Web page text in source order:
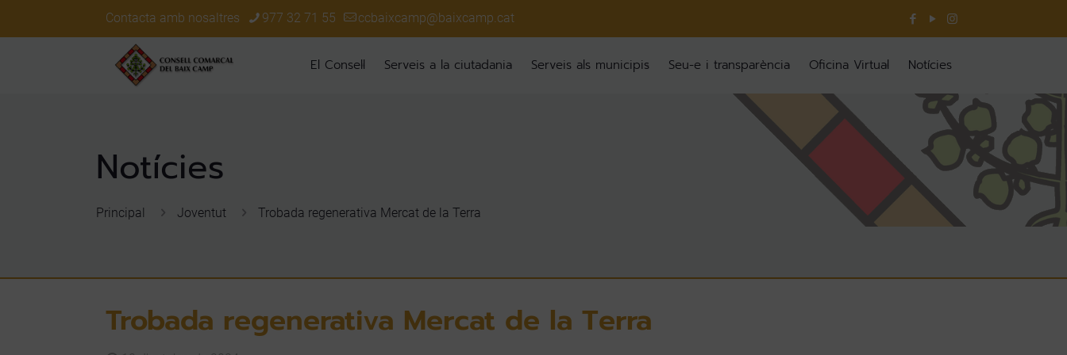
Contacta amb nosaltres 977 32 71 55 ccbaixcamp@baixcamp.cat
El Consell Serveis a la ciutadania Serveis als municipis Seu-e i transparència Oficina Virtual Notícies
Principal Joventut Trobada regenerativa Mercat de la Terra
Trobada regenerativa Mercat de la Terra